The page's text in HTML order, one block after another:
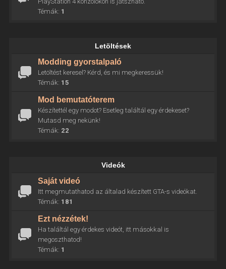
Témák: 1
Letöltések
Modding gyorstalpaló
Letöltést keresel? Kérd, és mi megkeressük!
Témák: 15
Mod bemutatóterem
Készítettél egy modot? Esetleg találtál egy érdekeset?
Mutasd meg nekünk!
Témák: 22
Videók
Saját videó
Itt megmutathatod az általad készített GTA-s videókat.
Témák: 181
Ezt nézzétek!
Ha találtál egy érdekes videót, itt másokkal is
megoszthatod!
Témák: 1